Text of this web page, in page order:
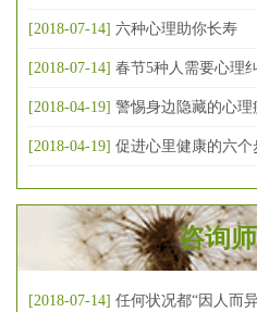
[2018-07-14] 六种心理助你长寿
[2018-07-14] 春节5种人需要心理
[2018-04-19] 警惕身边隐藏的心理
[2018-04-19] 促进心里健康的六个
咨询
[2018-07-14] 任何状况都“因人而